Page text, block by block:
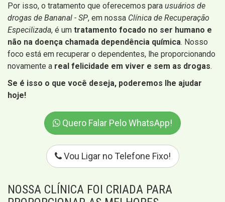
Por isso, o tratamento que oferecemos para usuários de
drogas de Bananal - SP, em nossa Clínica de Recuperação
Especilizada, é um tratamento focado no ser humano e
não na doença chamada dependência química. Nosso
foco está em recuperar o dependentes, lhe proporcionando
novamente a real felicidade em viver e sem as drogas.
Se é isso o que você deseja, poderemos lhe ajudar
hoje!
Quero Falar Pelo WhatsApp!
Vou Ligar no Telefone Fixo!
NOSSA CLÍNICA FOI CRIADA PARA